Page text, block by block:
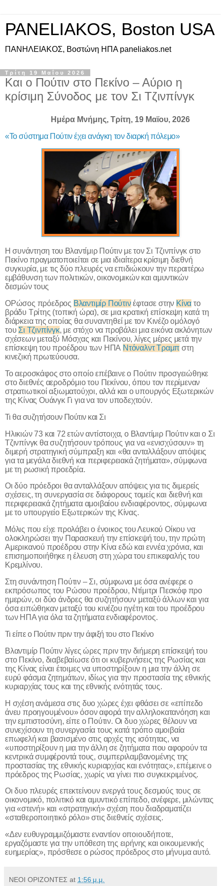
PANELIAKOS, Boston USA
ΠAΝΗΛΕΙΑΚΟΣ, Βοστώνη ΗΠΑ paneliakos.net
Τρίτη 19 Μαΐου 2026
Και ο Πούτιν στο Πεκίνο – Αύριο η
κρίσιμη Σύνοδος με τον Σι Τζινπίνγκ
Ημέρα Μνήμης, Τρίτη, 19 Mαϊου, 2026
«Το σύστημα Πούτιν έχει ανάγκη τον διαρκή πόλεμο»
Η συνάντηση του Βλαντίμιρ Πούτιν με τον Σι Τζινπίνγκ στο
Πεκίνο πραγματοποιείται σε μια ιδιαίτερα κρίσιμη διεθνή
συγκυρία, με τις δύο πλευρές να επιδιώκουν την περαιτέρω
εμβάθυνση των πολιτικών, οικονομικών και αμυντικών
δεσμών τους
ΟΡώσος πρόεδρος Βλαντιμίρ Πούτιν έφτασε στην Κίνα το
βράδυ Τρίτης (τοπική ώρα), σε μια κρατική επίσκεψη κατά τη
διάρκεια της οποίας θα συναντηθεί με τον Κινέζο ομόλογό
του Σι Τζινπίνγκ, με στόχο να προβάλει μια εικόνα ακλόνητων
σχέσεων μεταξύ Μόσχας και Πεκίνου, λίγες μέρες μετά την
επίσκεψη του προέδρου των ΗΠΑ Ντόναλντ Τραμπ στη
κινεζική πρωτεύουσα.
Το αεροσκάφος στο οποίο επέβαινε ο Πούτιν προσγειώθηκε
στο διεθνές αεροδρόμιο του Πεκίνου, όπου τον περίμεναν
στρατιωτικοί αξιωματούχοι, αλλά και ο υπουργός Εξωτερικών
της Κίνας Ουάνγκ Γι για να τον υποδεχτούν.
Τι θα συζητήσουν Πούτιν και Σι
Ηλικιών 73 και 72 ετών αντίστοιχα, ο Βλαντίμιρ Πούτιν και ο Σι
Τζινπίνγκ θα συζητήσουν τρόπους για να «ενισχύσουν» τη
διμερή στρατηγική σύμπραξη και «θα ανταλλάξουν απόψεις
για τα μεγάλα διεθνή και περιφερειακά ζητήματα», σύμφωνα
με τη ρωσική προεδρία.
Οι δύο πρόεδροι θα ανταλλάξουν απόψεις για τις διμερείς
σχέσεις, τη συνεργασία σε διάφορους τομείς και διεθνή και
περιφερειακά ζητήματα αμοιβαίου ενδιαφέροντος, σύμφωνα
με το υπουργείο Εξωτερικών της Κίνας.
Μόλις που είχε προλάβει ο ένοικος του Λευκού Οίκου να
ολοκληρώσει την Παρασκευή την επίσκεψή του, την πρώτη
Αμερικανού προέδρου στην Κίνα εδώ και εννέα χρόνια, και
επισημοποιήθηκε η έλευση στη χώρα του επικεφαλής του
Κρεμλίνου.
Στη συνάντηση Πούτιν – Σι, σύμφωνα με όσα ανέφερε ο
εκπρόσωπος του Ρώσου προέδρου, Ντίμιτρι Πεσκόφ προ
ημερών, οι δύο άνδρες θα συζητήσουν μεταξύ άλλων και για
όσα ειπώθηκαν μεταξύ του κινέζου ηγέτη και του προέδρου
των ΗΠΑ για όλα τα ζητήματα ενδιαφέροντος.
Τι είπε ο Πούτιν πριν την άφιξή του στο Πεκίνο
Βλαντιμίρ Πούτιν λίγες ώρες πριν την διήμερη επίσκεψή του
στο Πεκίνο, διαβεβαίωσε ότι οι κυβερνήσεις της Ρωσίας και
της Κίνας είναι έτοιμες να υποστηρίξουν η μια την άλλη σε
ευρύ φάσμα ζητημάτων, ιδίως για την προστασία της εθνικής
κυριαρχίας τους και της εθνικής ενότητάς τους.
Η σχέση ανάμεσα στις δυο χώρες έχει φθάσει σε «επίπεδο
άνευ προηγουμένου» όσον αφορά την αλληλοκατανόηση και
την εμπιστοσύνη, είπε ο Πούτιν. Οι δυο χώρες θέλουν να
συνεχίσουν τη συνεργασία τους κατά τρόπο αμοιβαία
επωφελή και βασισμένο στις αρχές της ισότητας, να
«υποστηρίξουν η μια την άλλη σε ζητήματα που αφορούν τα
κεντρικά συμφέροντά τους, συμπεριλαμβανομένης της
προστασίας της εθνικής κυριαρχίας και ενότητας», επέμεινε ο
πρόεδρος της Ρωσίας, χωρίς να γίνει πιο συγκεκριμένος.
Οι δυο πλευρές επεκτείνουν ενεργά τους δεσμούς τους σε
οικονομικό, πολιτικό και αμυντικό επίπεδο, ανέφερε, μιλώντας
για «στενή» και «στρατηγική» σχέση που διαδραματίζει
«σταθεροποιητικό ρόλο» στις διεθνείς σχέσεις.
«Δεν ευθυγραμμιζόμαστε εναντίον οποιουδήποτε,
εργαζόμαστε για την υπόθεση της ειρήνης και οικουμενικής
ευημερίας», πρόσθεσε ο ρώσος πρόεδρος στο μήνυμα αυτό.
ΝΕΟΙ ΟΡΙΖΟΝΤΕΣ at 1:56 μ.μ.